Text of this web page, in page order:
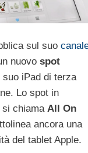
sul suo
nuovo spot
suo iPad di terza
Lo spot in
si chiama All On
ancora una
del tablet Apple.